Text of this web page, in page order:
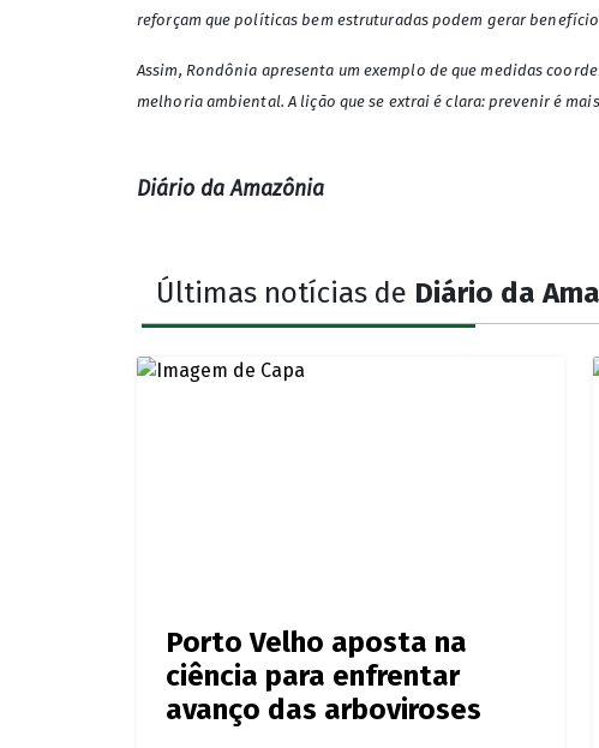
reforçam que políticas bem estruturadas podem gerar
Assim, Rondônia apresenta um exemplo de que medidas
melhoria ambiental. A lição que se extrai é clara: prevenir é
Diário da Amazônia
Últimas notícias de Diário da
Porto Velho aposta na
ciência para enfrentar
avanço das arboviroses